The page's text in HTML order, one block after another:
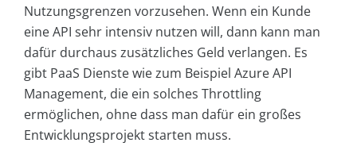
Nutzungsgrenzen vorzusehen. Wenn ein Kunde
eine API sehr intensiv nutzen will, dann kann man
dafür durchaus zusätzliches Geld verlangen. Es
gibt PaaS Dienste wie zum Beispiel Azure API
Management, die ein solches Throttling
ermöglichen, ohne dass man dafür ein großes
Entwicklungsprojekt starten muss.